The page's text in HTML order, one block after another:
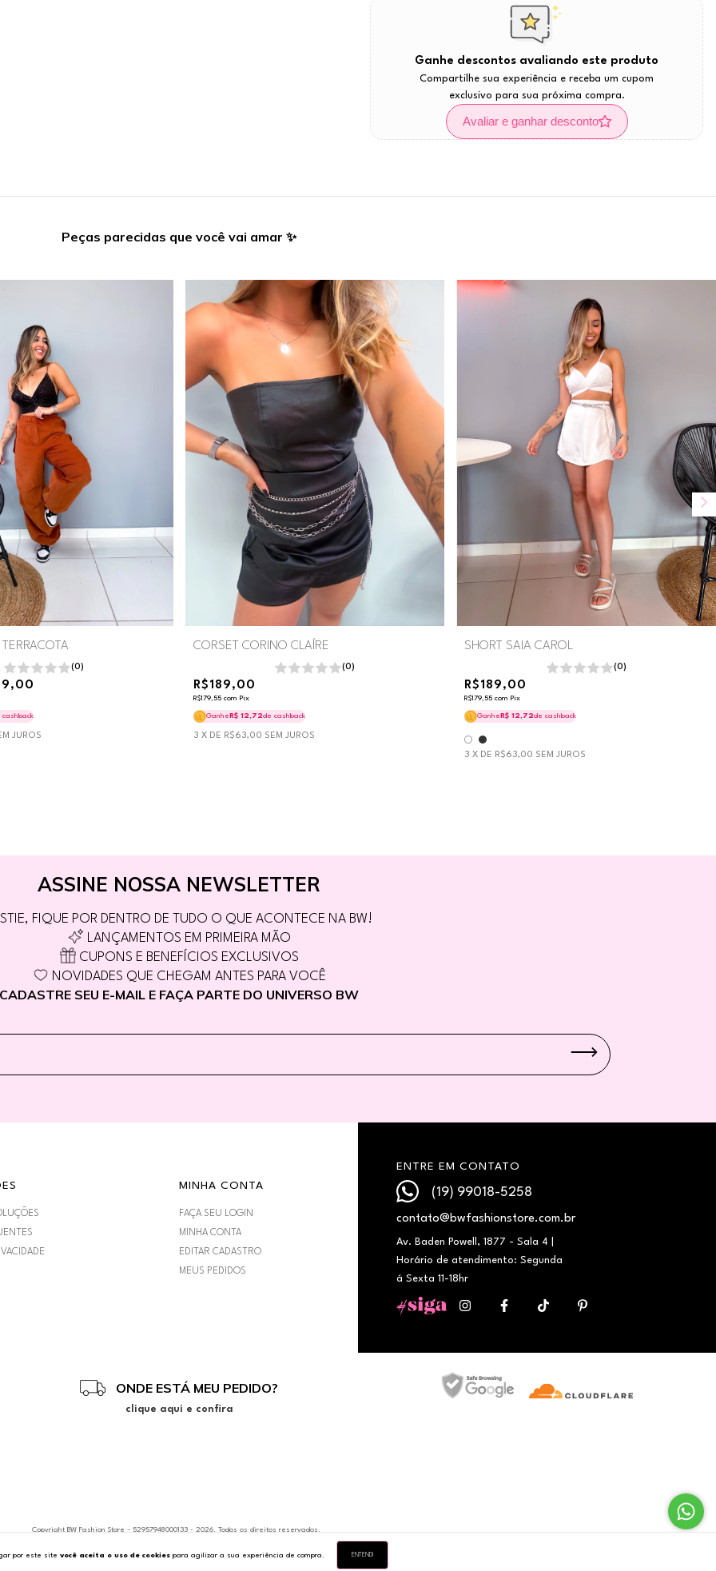
por este site você aceita o uso de cookies para agilizar a sua experiência de compra. ENTENDI
Ganhe descontos avaliando este produto
Compartilhe sua experiência e receba um cupom
exclusivo para sua próxima compra.
Avaliar e ganhar desconto
Peças parecidas que você vai amar ✨
(0)
cashback
JUROS
CORSET CORINO CLAÍRE
(0)
R$189,00
R$179,55 com Pix
Ganhe R$ 12,72de cashback
3 X DE R$63,00 SEM JUROS
SHORT SAIA CAROL
(0)
R$189,00
R$179,55com Pix
Ganhe R$ 12,72de cashback
3 X DE R$63,00 SEM JUROS
ASSINE NOSSA NEWSLETTER
FIQUE POR DENTRO DE TUDO O QUE ACONTECE NA BW!
LANÇAMENTOS EM PRIMEIRA MÃO
CUPONS E BENEFÍCIOS EXCLUSIVOS
NOVIDADES QUE CHEGAM ANTES PARA VOCÊ
CADASTRE SEU E-MAIL E FAÇA PARTE DO UNIVERSO BW
MINHA CONTA
FAÇA SEU LOGIN
MINHA CONTA
EDITAR CADASTRO
MEUS PEDIDOS
ENTRE EM CONTATO
(19) 99018-5258
contato@bwfashionstore.com.br
Av. Baden Powell, 1877 - Sala 4 |
Horário de atendimento: Segunda
á Sexta 11-18hr
ONDE ESTÁ MEU PEDIDO?
clique aqui e confira
Copyright BW Fashion Store - 52957948000133 - 2026. Todos os direitos reservados.